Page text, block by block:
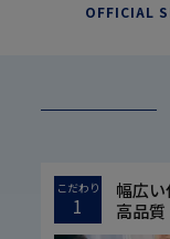
OFFICIAL
こだわり
1
幅広
高品